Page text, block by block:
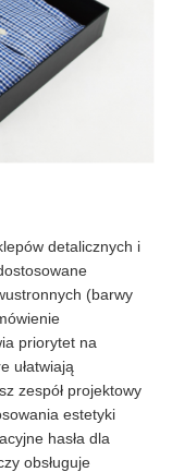
detalicznych i
(barwy
priorytet na
ułatwiają
zespół projektowy
estetyki
hasła dla
obsługuje